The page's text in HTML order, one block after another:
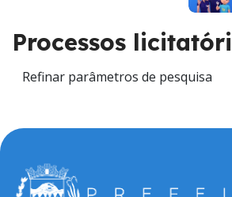
Processos
Refinar parâmetros de pesquisa